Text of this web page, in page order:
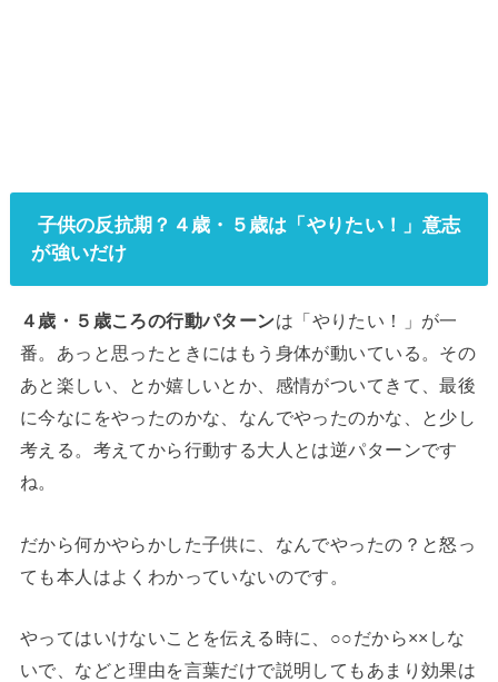
子供の反抗期？４歳・５歳は「やりたい！」意志
が強いだけ
４歳・５歳ころの行動パターンは「やりたい！」が一
番。あっと思ったときにはもう身体が動いている。その
あと楽しい、とか嬉しいとか、感情がついてきて、最後
に今なにをやったのかな、なんでやったのかな、と少し
考える。考えてから行動する大人とは逆パターンです
ね。
だから何かやらかした子供に、なんでやったの？と怒っ
ても本人はよくわかっていないのです。
やってはいけないことを伝える時に、○○だから××しな
いで、などと理由を言葉だけで説明してもあまり効果は